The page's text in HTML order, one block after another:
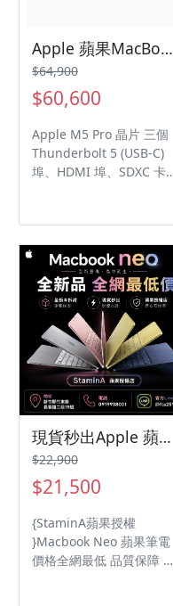
輸速度提升最高可達 20
倍 詢問進度 諮詢顏色
搜尋電話+LINE：0919-
938-001 新竹縣竹東鎮長
春路二段15號1樓 電話：
03-5102501
Apple 蘋果MacBook Pro 14吋 10CPU / 10GPU 16GB 記憶體 1TB SSD
$64,900
$60,600
Apple M5 Pro 晶片 三個
Thunderbolt 5 (USB-C)
埠、HDMI 埠、SDXC 卡
ID 的背光巧控鍵盤 - 中文
(注音)
現貨秒出Apple 蘋果MacBook Neo 13吋 6CPU / 5GPU 8GB 記憶體 256GB /macbookneo/Macbookneo
$22,900
$21,500
{StaminA蘋果授權
}Macbook Neo 蘋果筆電
價格全網最低 品質保障